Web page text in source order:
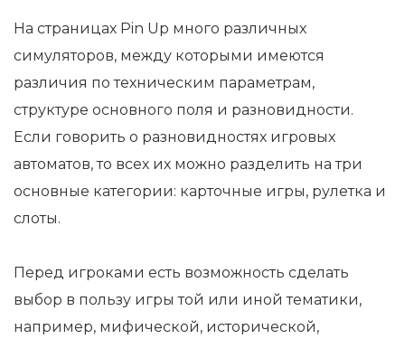
На страницах Pin Up много различных
симуляторов, между которыми имеются
различия по техническим параметрам,
структуре основного поля и разновидности.
Если говорить о разновидностях игровых
автоматов, то всех их можно разделить на три
основные категории: карточные игры, рулетка и
слоты.
Перед игроками есть возможность сделать
выбор в пользу игры той или иной тематики,
например, мифической, исторической,